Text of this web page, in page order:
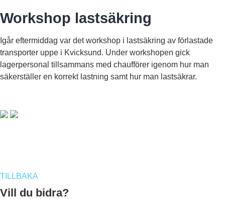
Workshop lastsäkring
Igår eftermiddag var det workshop i lastsäkring av förlastade
transporter uppe i Kvicksund. Under workshopen gick
lagerpersonal tillsammans med chaufförer igenom hur man
säkerställer en korrekt lastning samt hur man lastsäkrar.
TILLBAKA
Vill du bidra?